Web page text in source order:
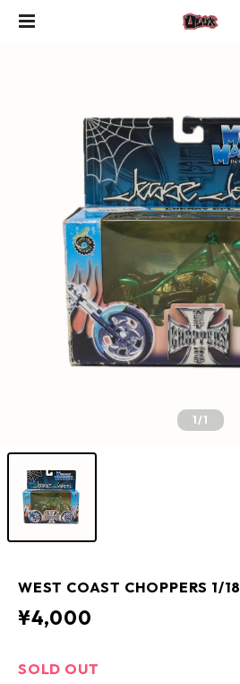
1/1
WEST COAST CHOPPERS 1/18
¥4,000
SOLD OUT